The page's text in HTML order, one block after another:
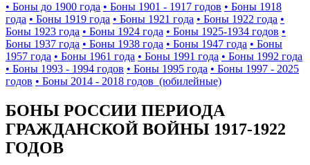
• Боны до 1900 года • Боны 1901 - 1917 годов • Боны 1918
года • Боны 1919 года • Боны 1921 года • Боны 1922 года •
Боны 1923 года • Боны 1924 года • Боны 1925-1934 годов •
Боны 1937 года • Боны 1938 года • Боны 1947 года • Боны
1957 года • Боны 1961 года • Боны 1991 года • Боны 1992 года
• Боны 1993 - 1994 годов • Боны 1995 года • Боны 1997 - 2025
годов • Боны 2014 - 2018 годов (юбилейные)
БОНЫ РОССИИ ПЕРИОДА
ГРАЖДАНСКОЙ ВОЙНЫ 1917-1922
ГОДОВ